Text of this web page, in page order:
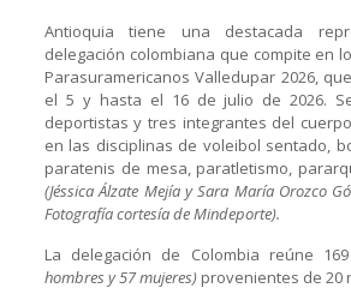
Antioquia tiene una destacada
delegación colombiana que compite en
Parasuramericanos Valledupar 2026,
el 5 y hasta el 16 de julio de 2026.
deportistas y tres integrantes del
en las disciplinas de voleibol sentado,
paratenis de mesa, paratletismo,
(Jéssica Álzate Mejía y Sara María Orozco
Fotografía cortesía de Mindeporte).
La delegación de Colombia reúne
hombres y 57 mujeres)provenientes de 20